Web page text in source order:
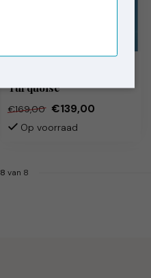
Turquoise
€169,00 €139,00
Op voorraad
8 van 8